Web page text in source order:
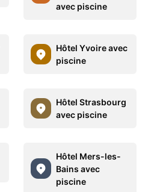
avec piscine
Hôtel Yvoire avec
piscine
Hôtel Strasbourg
avec piscine
Hôtel Mers-les-
Bains avec
piscine